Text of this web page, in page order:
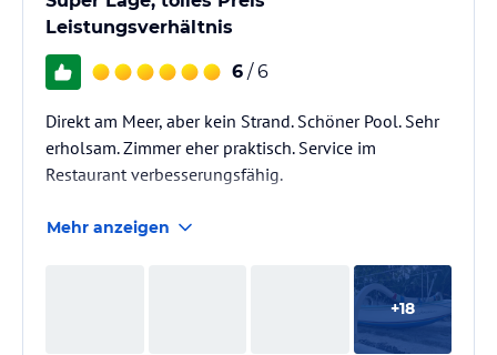
Leistungsverhältnis
6 / 6
Direkt am Meer, aber kein Strand. Schöner Pool. Sehr
erholsam. Zimmer eher praktisch. Service im
Restaurant verbesserungsfähig.
Mehr anzeigen
+18